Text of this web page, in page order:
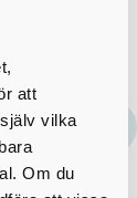
att
vilka
Om du